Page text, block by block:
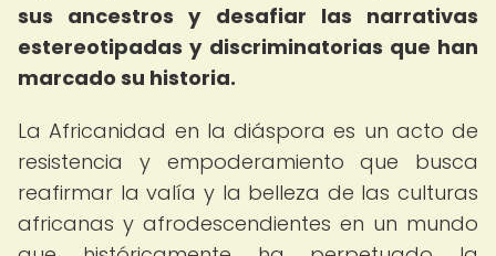
sus ancestros y desafiar las narrativas
estereotipadas y discriminatorias que han
marcado su historia.
La Africanidad en la diáspora es un acto de
resistencia y empoderamiento que busca
reafirmar la valía y la belleza de las culturas
africanas y afrodescendientes en un mundo